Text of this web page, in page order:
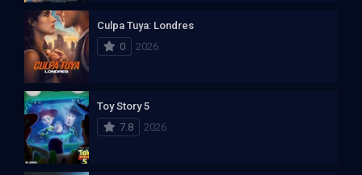
Culpa Tuya: Londres
0
2026
Toy Story 5
7.8
2026